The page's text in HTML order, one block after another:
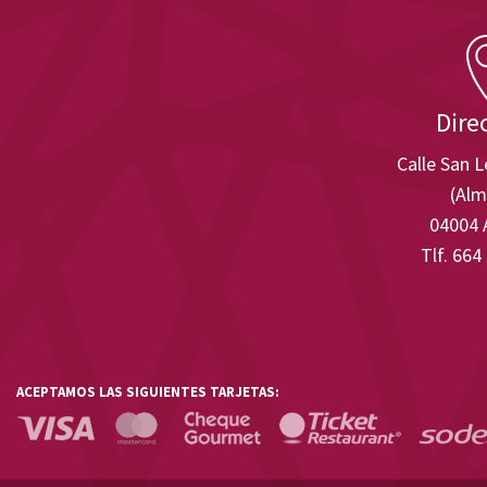
Calle San
04004
Tlf. 664
ACEPTAMOS LAS SIGUIENTES TARJETAS: